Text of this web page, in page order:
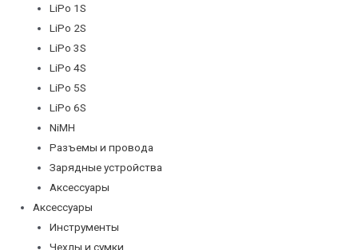
LiPo 1S
LiPo 2S
LiPo 3S
LiPo 4S
LiPo 5S
LiPo 6S
NiMH
Разъемы и провода
Зарядные устройства
Аксессуары
Аксессуары
Инструменты
Чехлы и сумки